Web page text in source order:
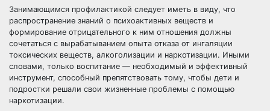
Занимающимся профилактикой следует иметь в виду, что
распространение знаний о психоактивных веществ и
формирование отрицательного к ним отношения должны
сочетаться с вырабатыванием опыта отказа от ингаляции
токсических веществ, алкоголизации и наркотизации. Иными
словами, только воспитание — необходимый и эффективный
инструмент, способный препятствовать тому, чтобы дети и
подростки решали свои жизненные проблемы с помощью
наркотизации.